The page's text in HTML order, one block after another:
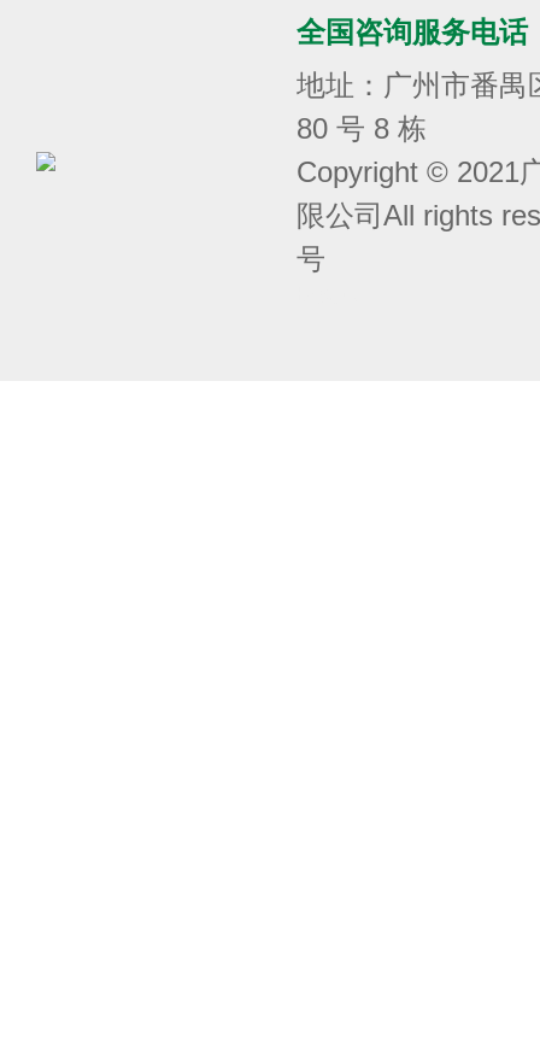
全国咨询服务电话
地址：广州市番禺
80 号 8 栋
Copyright © 2021
限公司All rights
号